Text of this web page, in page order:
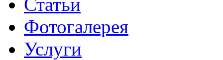
Фотогалерея
Услуги